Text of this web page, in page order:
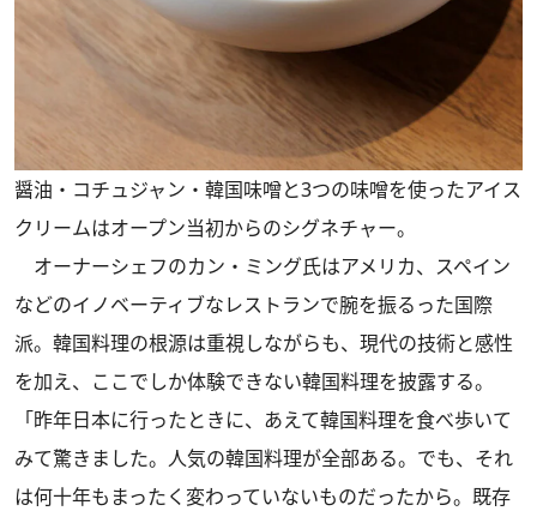
醤油・コチュジャン・韓国味噌と3つの味噌を使ったアイス
クリームはオープン当初からのシグネチャー。
オーナーシェフのカン・ミング氏はアメリカ、スペイン
などのイノベーティブなレストランで腕を振るった国際
派。韓国料理の根源は重視しながらも、現代の技術と感性
を加え、ここでしか体験できない韓国料理を披露する。
「昨年日本に行ったときに、あえて韓国料理を食べ歩いて
みて驚きました。人気の韓国料理が全部ある。でも、それ
は何十年もまったく変わっていないものだったから。既存